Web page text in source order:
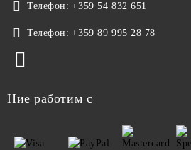
Телефон: +359 54 832 651
Телефон: +359 89 995 28 78
Ние работим с